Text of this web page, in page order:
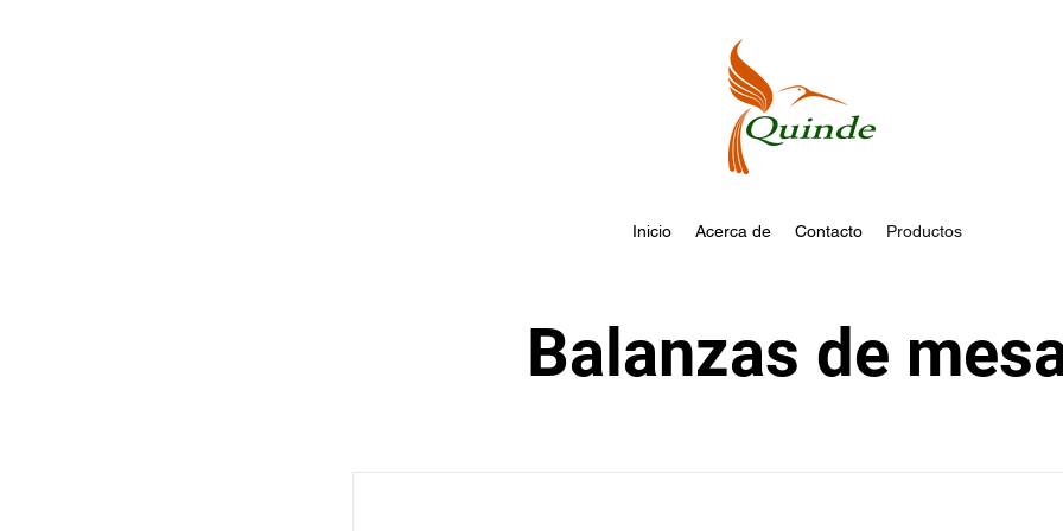
Inicio Acerca de Contacto Productos
Balanzas de